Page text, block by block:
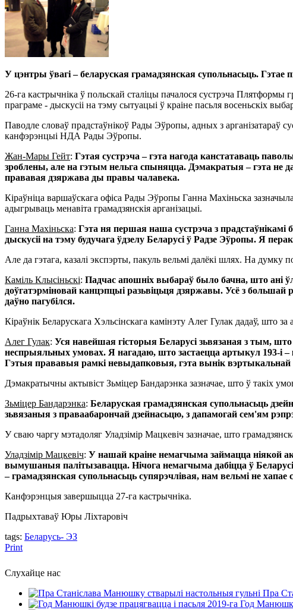
У цэнтры ўвагі – беларуская грамадзянская супольнасьць.
26-га кастрычніка ў польскай сталіцы пачалося сустрэча
праграме - дыскусіі на тэму сытуацыі ў краіне пасьля восеньскіх
Паводле словаў прадстаўнікоў Рады Эўропы, адных з арганізатараў
канфэрэнцыі НДА Рады Эўропы.
Жан-Мары Гейт: Гэтая сустрэча – гэта нагода канстатаваць
зроблены, але на гэтым нельга спыняцца. Дэмакратыя – гэта не
прававая дзяржава ды правы чалавека.
Кіраўніца варшаўскага офіса Рады Эўропы Ганна Махіньска
адыгрываць менавіта грамадзянскія арганізацыі.
Ганна Махіньска: Гэта ня першая наша сустрэча з
дыскусіі на тэму будучага ўдзелу Беларусі ў Радзе Эўропы. Я
Але да гэтага, казалі экспэрты, пакуль вельмі далёкі шлях. На думку
Каміль Клысіньскі: Падчас апошніх выбараў было бачна, што ані
доўгатэрміновай канцэпцыі разьвіцьця дзяржавы. Усё з
даўно пагубілся.
Кіраўнік Беларускага Хэльсінскага камінэту Алег Гулак дадаў, што
Алег Гулак: Уся навейшая гісторыя Беларусі зьвязаная з тым,
неспрыяльных умовах. Я нагадаю, што застаецца артыкул 193-і –
Гэтыя прававыя рамкі невыдапковыя, гэта вынік
Дэмакратычны актывіст Зьміцер Бандарэнка зазначае, што ў такіх
Зьміцер Бандарэнка: Беларуская грамадзянская супольнасьць
зьвязаныя з праваабарончай дзейнасьцю, з дапамогай сем'ям
У сваю чаргу мэтадоляг Уладзімір Мацкевіч зазначае, што
Уладзімір Мацкевіч: У нашай краіне немагчыма займацца ніякой
вымушаныя палітызавацца. Нічога немагчыма дабіцца ў
– грамадзянская супольнасьць супярэчлівая, нам вельмі не хапае
Канфэрэнцыя завершыцца 27-га кастрычніка.
Падрыхтаваў Юры Ліхтаровіч
tags: Беларусь- ЭЗ
Print
Слухайце нас
Пра
Год Манюшкі